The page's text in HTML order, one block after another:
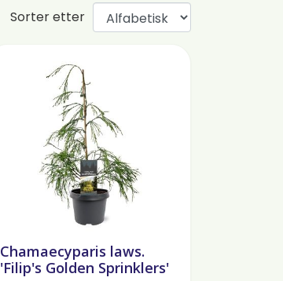
Sorter etter
Chamaecyparis laws.
'Filip's Golden Sprinklers'